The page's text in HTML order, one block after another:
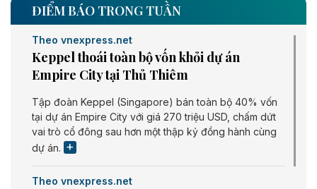
ĐIỂM BÁO TRONG TUẦN
Theo vnexpress.net
Keppel thoái toàn bộ vốn khỏi dự án
Empire City tại Thủ Thiêm
Tập đoàn Keppel (Singapore) bán toàn bộ 40% vốn
tại dự án Empire City với giá 270 triệu USD, chấm dứt
vai trò cổ đông sau hơn một thập kỷ đồng hành cùng
dự án.
Theo vnexpress.net